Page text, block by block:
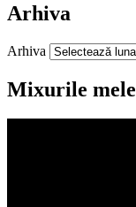
Arhiva
Arhiva
Mixurile mele